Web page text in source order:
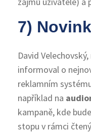
7)
David
informoval o
reklamním
například na
kampaně, kde
stopu v rámci